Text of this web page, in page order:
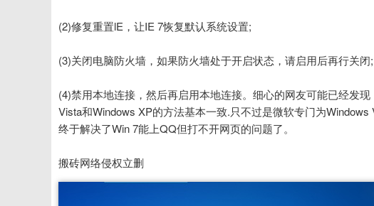
(2)修复重置lE，让IE 7恢复默认系统设置;
(3)关闭电脑防火墙，如果防火墙处于开启状态，请启用后再行关闭;
(4)禁用本地连接，然后再启用本地连接。细心的网友可能已经发
Vista和Windows XP的方法基本一致.只不过是微软专门为
终于解决了Win 7能上QQ但打不开网页的问题了。
搬砖网络侵权立删